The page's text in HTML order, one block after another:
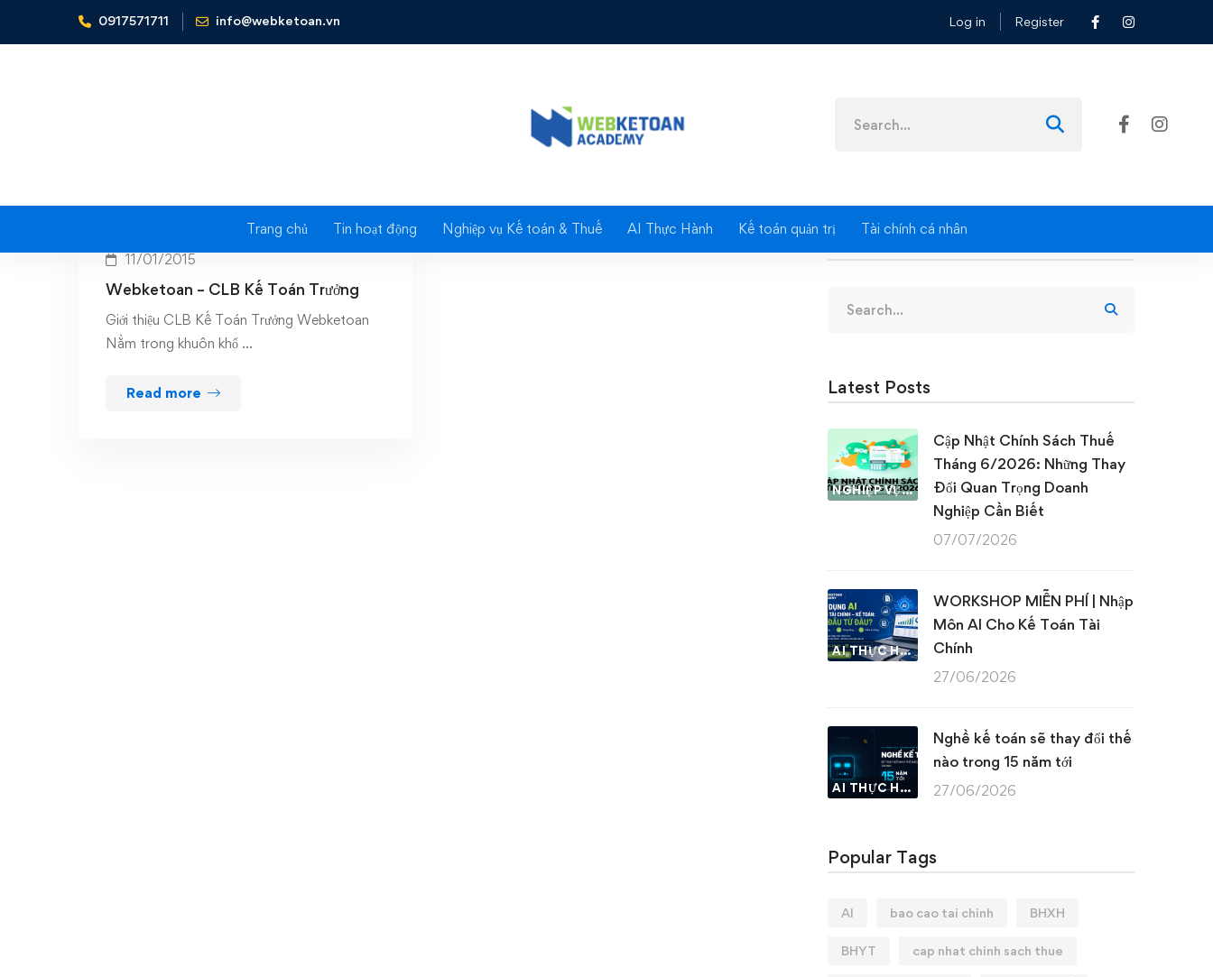
0917571711 info@webketoan.vn Log in Register
for:
Trang chủ Tin hoạt động Nghiệp vụ Kế toán & Thuế AI Thực Hành Kế toán quản trị Tài chính cá nhân
Home clb ktt
11/01/2015
Webketoan – CLB Kế Toán Trưởng
Giới thiệu CLB Kế Toán Trưởng Webketoan
Nằm trong khuôn khổ …
Read more
for:
Latest Posts
NGHIỆP VỤ KẾ TOÁN & THUẾ
Cập Nhật Chính Sách Thuế
Tháng 6/2026: Những Thay
Đổi Quan Trọng Doanh
Nghiệp Cần Biết
07/07/2026
AI THỰC HÀNH
WORKSHOP MIỄN PHÍ | Nhập
Môn AI Cho Kế Toán Tài
Chính
27/06/2026
AI THỰC HÀNH
Nghề kế toán sẽ thay đổi thế
nào trong 15 năm tới
27/06/2026
Popular Tags
AI bao cao tai chinh BHXH
BHYT cap nhat chinh sach thue